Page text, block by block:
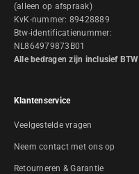
(alleen op afspraak)
KvK-nummer: 89428889
Btw-identificatienummer:
NL864979873B01
Alle bedragen zijn inclusief BTW
Klantenservice
Veelgestelde vragen
Neem contact met ons op
Retourneren & Garantie